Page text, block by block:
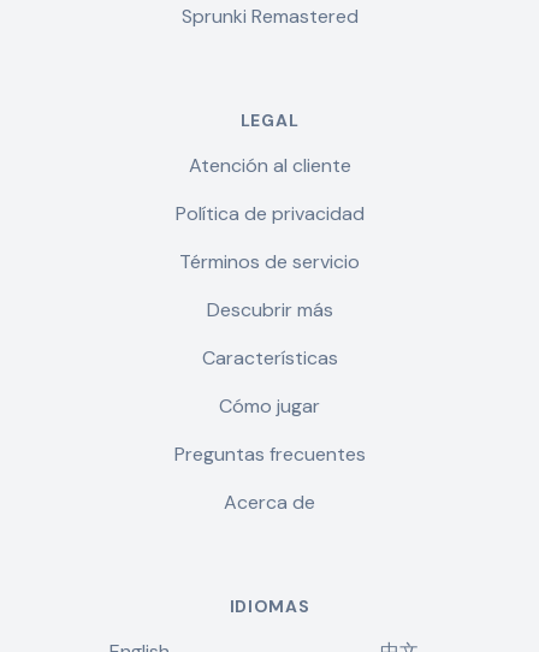
Sprunki Remastered
LEGAL
Atención al cliente
Política de privacidad
Términos de servicio
Descubrir más
Características
Cómo jugar
Preguntas frecuentes
Acerca de
IDIOMAS